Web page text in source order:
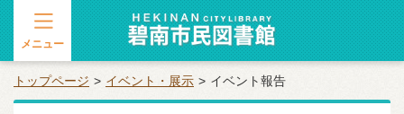
メニュー
トップページ イベント・展示 イベント報告